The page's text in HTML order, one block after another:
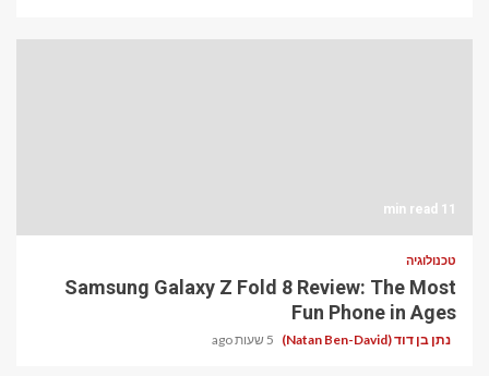
11 min read
טכנולוגיה
Samsung Galaxy Z Fold 8 Review: The Most
Fun Phone in Ages
נתן בן דוד (Natan Ben-David) 5 שעות ago